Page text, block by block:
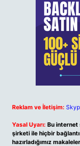
Reklam ve İletişim:
Yasal Uyarı: Bu internet
şirketi ile hiçbir
hazırladığımız